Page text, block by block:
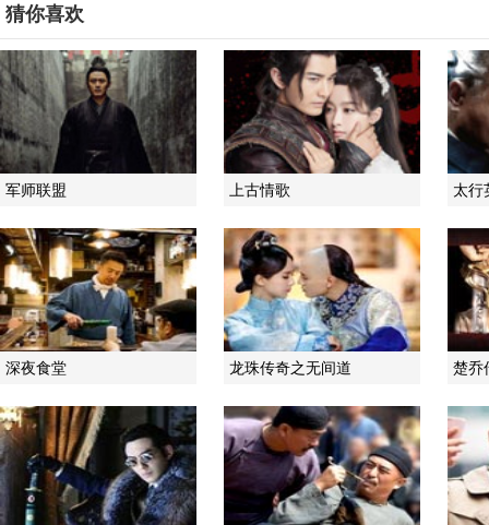
猜你喜欢
军师联盟 上古情歌 太行
深夜食堂 龙珠传奇之无间道 楚乔